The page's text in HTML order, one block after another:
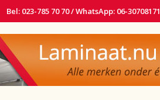
Bel: 023-785 70 70 / WhatsApp: 06-30708171